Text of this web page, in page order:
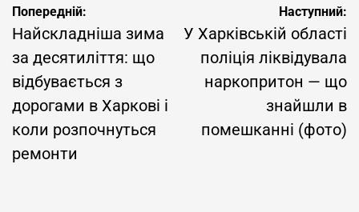
Навігація
записів
Попередній:
Найскладніша зима
за десятиліття: що
відбувається з
дорогами в Харкові і
коли розпочнуться
ремонти
Наступний:
У Харківській області
поліція ліквідувала
наркопритон — що
знайшли в
помешканні (фото)